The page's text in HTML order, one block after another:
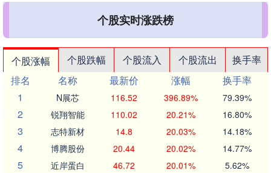
个股实时涨跌榜
个股涨幅 个股跌幅 个股流入 个股流出
换手率
排名
名称 最新价 涨幅
换手率
1
N展芯 116.52 396.89% 79.39%
2 锐翔智能 110.02 20.21% 16.80%
3 志特新材 14.8 20.03% 14.18%
4 博腾股份 20.44 20.02% 14.77%
5 近岸蛋白 46.72 20.01% 5.62%